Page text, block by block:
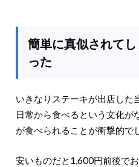
簡単に真似されて
った
いきなりステーキが出店した
日常から食べるという文化が
が食べられることが衝撃的で
安いものだと1,600円前後で